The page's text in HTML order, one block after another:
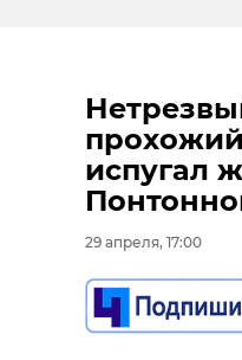
испугал
29 апреля, 17:00